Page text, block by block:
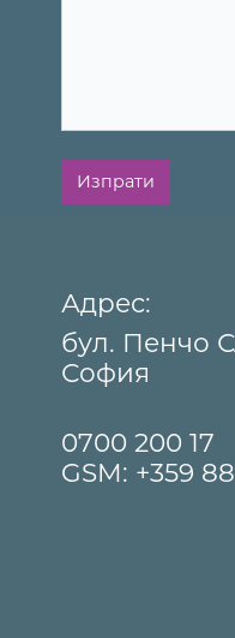
Изпрати
Адрес:
бул. Пенчо
София
0700 200 17
GSM: +359